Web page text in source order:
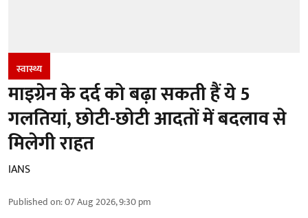
स्वास्थ्य
माइग्रेन के दर्द को बढ़ा सकती हैं ये 5
गलतियां, छोटी-छोटी आदतों में बदलाव से
मिलेगी राहत
IANS
Published on:07 Aug 2026, 9:30 pm